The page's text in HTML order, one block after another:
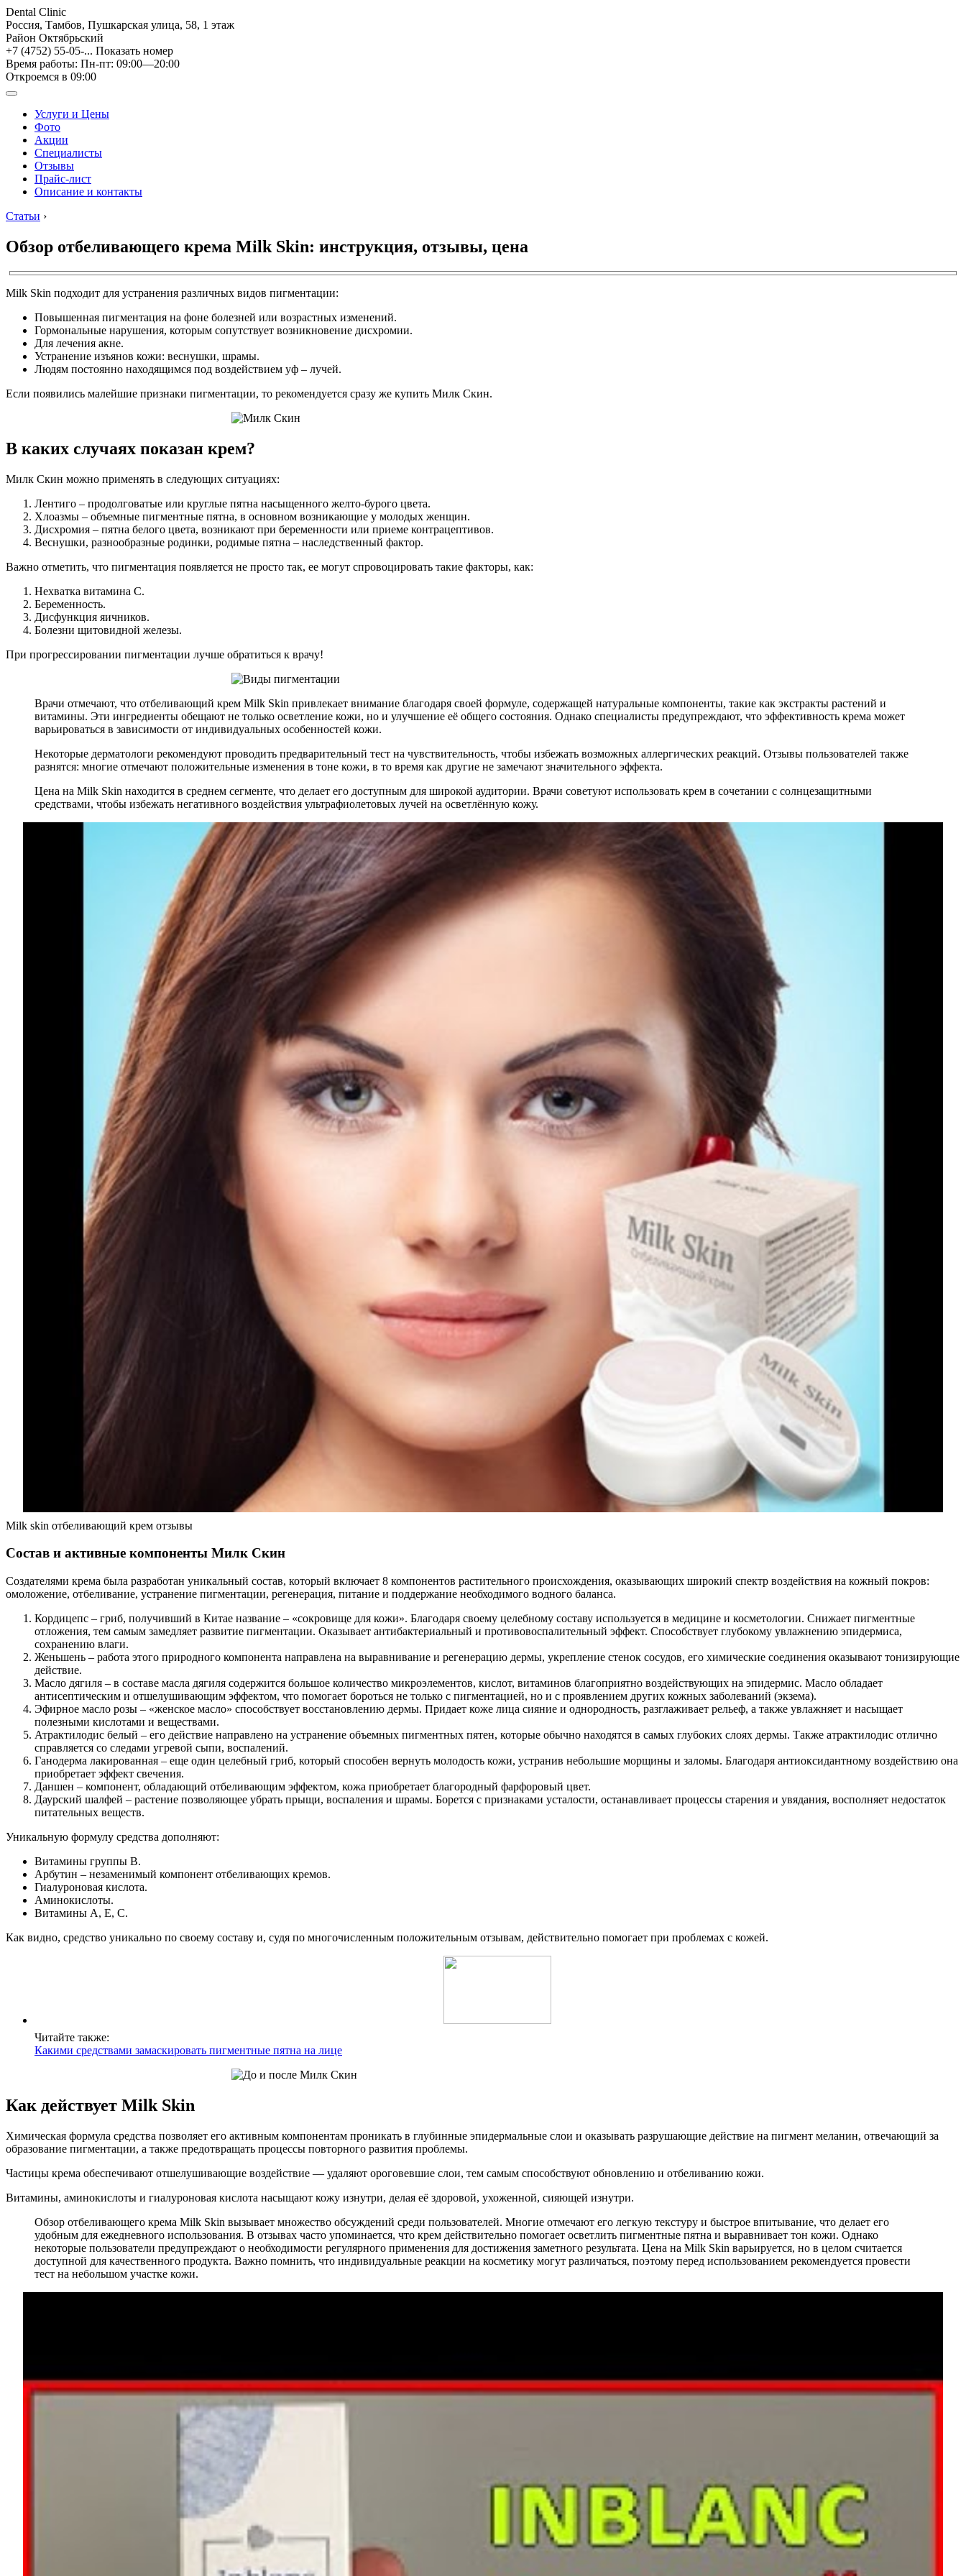
Dental Clinic
Россия, Тамбов, Пушкарская улица, 58, 1 этаж
Район Октябрьский
+7 (4752) 55-05-... Показать номер
Время работы: Пн-пт: 09:00—20:00
Откроемся в 09:00
Услуги и Цены
Фото
Акции
Специалисты
Отзывы
Прайс-лист
Описание и контакты
Статьи ›
Обзор отбеливающего крема Milk Skin: инструкция, отзывы, цена
Milk Skin подходит для устранения различных видов пигментации:
Повышенная пигментация на фоне болезней или возрастных изменений.
Гормональные нарушения, которым сопутствует возникновение дисхромии.
Для лечения акне.
Устранение изъянов кожи: веснушки, шрамы.
Людям постоянно находящимся под воздействием уф – лучей.
Если появились малейшие признаки пигментации, то рекомендуется сразу же купить Милк Скин.
В каких случаях показан крем?
Милк Скин можно применять в следующих ситуациях:
Лентиго – продолговатые или круглые пятна насыщенного желто-бурого цвета.
Хлоазмы – объемные пигментные пятна, в основном возникающие у молодых женщин.
Дисхромия – пятна белого цвета, возникают при беременности или приеме контрацептивов.
Веснушки, разнообразные родинки, родимые пятна – наследственный фактор.
Важно отметить, что пигментация появляется не просто так, ее могут спровоцировать такие факторы, как:
Нехватка витамина С.
Беременность.
Дисфункция яичников.
Болезни щитовидной железы.
При прогрессировании пигментации лучше обратиться к врачу!
Врачи отмечают, что отбеливающий крем Milk Skin привлекает внимание благодаря своей формуле, содержащей натуральные компоненты, такие как экстракты растений и
витамины. Эти ингредиенты обещают не только осветление кожи, но и улучшение её общего состояния. Однако специалисты предупреждают, что эффективность крема может
варьироваться в зависимости от индивидуальных особенностей кожи.
Некоторые дерматологи рекомендуют проводить предварительный тест на чувствительность, чтобы избежать возможных аллергических реакций. Отзывы пользователей также
разнятся: многие отмечают положительные изменения в тоне кожи, в то время как другие не замечают значительного эффекта.
Цена на Milk Skin находится в среднем сегменте, что делает его доступным для широкой аудитории. Врачи советуют использовать крем в сочетании с солнцезащитными
средствами, чтобы избежать негативного воздействия ультрафиолетовых лучей на осветлённую кожу.
Milk skin отбеливающий крем отзывы
Состав и активные компоненты Милк Скин
Создателями крема была разработан уникальный состав, который включает 8 компонентов растительного происхождения, оказывающих широкий спектр воздействия на кожный покров:
омоложение, отбеливание, устранение пигментации, регенерация, питание и поддержание необходимого водного баланса.
Кордицепс – гриб, получивший в Китае название – «сокровище для кожи». Благодаря своему целебному составу используется в медицине и косметологии. Снижает пигментные
отложения, тем самым замедляет развитие пигментации. Оказывает антибактериальный и противовоспалительный эффект. Способствует глубокому увлажнению эпидермиса,
сохранению влаги.
Женьшень – работа этого природного компонента направлена на выравнивание и регенерацию дермы, укрепление стенок сосудов, его химические соединения оказывают тонизирующие
действие.
Масло дягиля – в составе масла дягиля содержится большое количество микроэлементов, кислот, витаминов благоприятно воздействующих на эпидермис. Масло обладает
антисептическим и отшелушивающим эффектом, что помогает бороться не только с пигментацией, но и с проявлением других кожных заболеваний (экзема).
Эфирное масло розы – «женское масло» способствует восстановлению дермы. Придает коже лица сияние и однородность, разглаживает рельеф, а также увлажняет и насыщает
полезными кислотами и веществами.
Атрактилодис белый – его действие направлено на устранение объемных пигментных пятен, которые обычно находятся в самых глубоких слоях дермы. Также атрактилодис отлично
справляется со следами угревой сыпи, воспалений.
Ганодерма лакированная – еще один целебный гриб, который способен вернуть молодость кожи, устранив небольшие морщины и заломы. Благодаря антиоксидантному воздействию она
приобретает эффект свечения.
Даншен – компонент, обладающий отбеливающим эффектом, кожа приобретает благородный фарфоровый цвет.
Даурский шалфей – растение позволяющее убрать прыщи, воспаления и шрамы. Борется с признаками усталости, останавливает процессы старения и увядания, восполняет недостаток
питательных веществ.
Уникальную формулу средства дополняют:
Витамины группы В.
Арбутин – незаменимый компонент отбеливающих кремов.
Гиалуроновая кислота.
Аминокислоты.
Витамины А, Е, С.
Как видно, средство уникально по своему составу и, судя по многочисленным положительным отзывам, действительно помогает при проблемах с кожей.
Читайте также:
Какими средствами замаскировать пигментные пятна на лице
Как действует Milk Skin
Химическая формула средства позволяет его активным компонентам проникать в глубинные эпидермальные слои и оказывать разрушающие действие на пигмент меланин, отвечающий за
образование пигментации, а также предотвращать процессы повторного развития проблемы.
Частицы крема обеспечивают отшелушивающие воздействие — удаляют ороговевшие слои, тем самым способствуют обновлению и отбеливанию кожи.
Витамины, аминокислоты и гиалуроновая кислота насыщают кожу изнутри, делая её здоровой, ухоженной, сияющей изнутри.
Обзор отбеливающего крема Milk Skin вызывает множество обсуждений среди пользователей. Многие отмечают его легкую текстуру и быстрое впитывание, что делает его
удобным для ежедневного использования. В отзывах часто упоминается, что крем действительно помогает осветлить пигментные пятна и выравнивает тон кожи. Однако
некоторые пользователи предупреждают о необходимости регулярного применения для достижения заметного результата. Цена на Milk Skin варьируется, но в целом считается
доступной для качественного продукта. Важно помнить, что индивидуальные реакции на косметику могут различаться, поэтому перед использованием рекомендуется провести
тест на небольшом участке кожи.